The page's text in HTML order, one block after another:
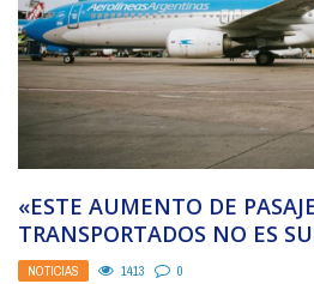
«ESTE AUMENTO DE
TRANSPORTADOS NO ES
NOTICIAS 1413 0